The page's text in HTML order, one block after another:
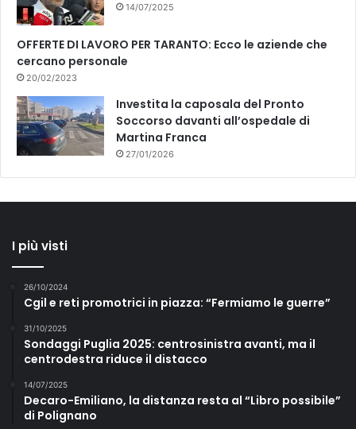
14/07/2025
OFFERTE DI LAVORO PER TARANTO: Ecco le aziende che
cercano personale
20/02/2023
Investita la caposala del Pronto
Soccorso davanti all’ospedale di
Martina Franca
27/01/2026
I più visti
26/10/2024
Cgil e reti promotrici in piazza: “Fermiamo le guerre”
31/10/2025
Sondaggi Puglia 2025: centrosinistra avanti, ma il
centrodestra riduce il distacco
14/07/2025
Decaro-Emiliano, la distanza resta al “Libro possibile”
di Polignano